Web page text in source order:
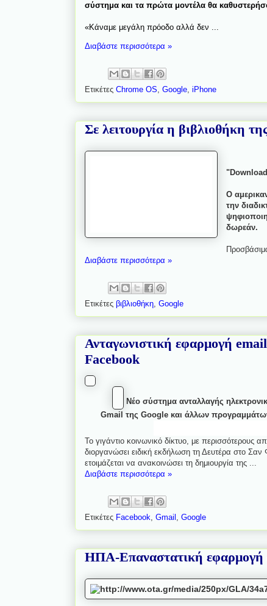
σύστημα και τα πρώτα μοντέλα θα
«Κάναμε μεγάλη πρόοδο αλλά δεν ...
Διαβάστε περισσότερα »
Ετικέτες Chrome OS, Google, iPhone
Σε λειτουργία η βιβλιοθήκη
Ο
την
δωρεάν.
Διαβάστε περισσότερα »
Ετικέτες βιβλιοθήκη, Google
Ανταγωνιστική εφαρμογή email
Facebook
Νέο σύστημα ανταλλαγής
Gmail της Google και άλλων
Το γιγάντιο κοινωνικό δίκτυο, με περισσότερους
διοργανώσει ειδική εκδήλωση τη Δευτέρα στο
ετοιμάζεται να ανακοινώσει τη δημιουργία της ...
Διαβάστε περισσότερα »
Ετικέτες Facebook, Gmail , Google
ΗΠΑ-Επαναστατική